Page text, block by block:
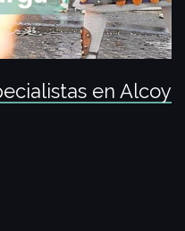
en Alcoy